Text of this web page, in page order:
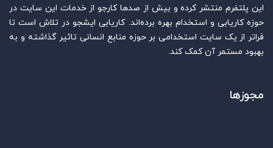
این پلتفرم منتشر کرده و بیش از صدها کارجو از خدمات این سایت در
حوزه کاریابی و استخدام بهره برده‌اند. کاریابی ایشجو در تلاش است تا
فراتر از یک سایت استخدامی بر حوزه منابع انسانی تاثیر گذاشته و به
بهبود مستمر آن کمک کند.
مجوزها